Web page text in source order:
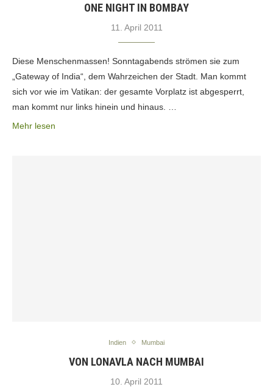
ONE NIGHT IN BOMBAY
11. April 2011
Diese Menschenmassen! Sonntagabends strömen sie zum
„Gateway of India“, dem Wahrzeichen der Stadt. Man kommt
sich vor wie im Vatikan: der gesamte Vorplatz ist abgesperrt,
man kommt nur links hinein und hinaus. …
Mehr lesen
Indien Mumbai
VON LONAVLA NACH MUMBAI
10. April 2011